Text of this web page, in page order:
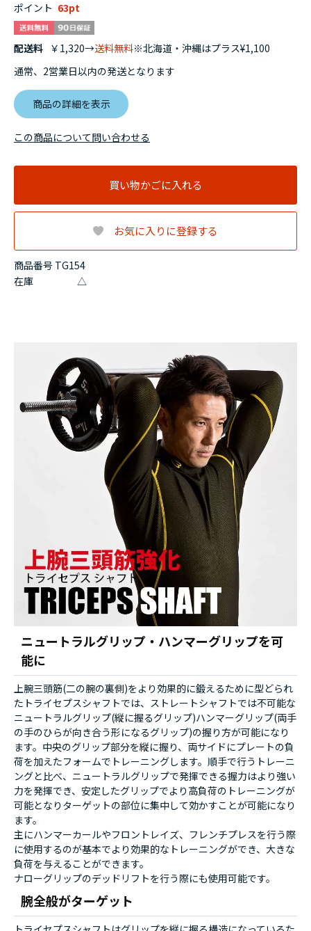
商品番号 TG154
ポイント 63
在庫 △
配送料 ￥1,320→送料無料※北海道・沖縄はプラス¥1,100
通常、2営業日以内の発送となります
商品の詳細を表示
買い物かごに入れる
お気に入りに登録する
この商品について問い合わせる
ニュートラルグリップ・ハンマーグリップを可
能に
上腕三頭筋(二の腕の裏側)をより効果的に鍛えるために型どられ
たトライセプスシャフトでは、ストレートシャフトでは不可能な
ニュートラルグリップ(縦に握るグリップ)ハンマーグリップ(両手
の手のひらが向き合う形になるグリップ)の握り方が可能になり
ます。中央のグリップ部分を縦に握り、両サイドにプレートの負
荷を加えたフォームでトレーニングします。順手で行うトレーニ
ングと比べ、ニュートラルグリップで発揮できる握力はより強い
力を発揮でき、安定したグリップでより高負荷のトレーニングが
可能となりターゲットの部位に集中して効かすことが可能になり
ます。
主にハンマーカールやフロントレイズ、フレンチプレスを行う際
に使用するのが基本でより効果的なトレーニングができ、大きな
負荷を与えることができます。
ナローグリップのデッドリフトを行う際にも使用可能です。
腕全般がターゲット